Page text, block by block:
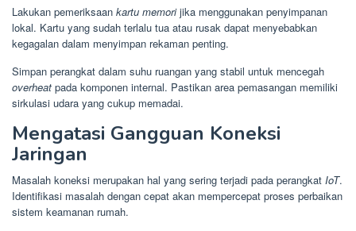
Lakukan pemeriksaan kartu memorijika menggunakan penyimpanan
lokal. Kartu yang sudah terlalu tua atau rusak dapat menyebabkan
kegagalan dalam menyimpan rekaman penting.
Simpan perangkat dalam suhu ruangan yang stabil untuk mencegah
overheat pada komponen internal. Pastikan area pemasangan memiliki
sirkulasi udara yang cukup memadai.
Mengatasi Gangguan Koneksi
Jaringan
Masalah koneksi merupakan hal yang sering terjadi pada perangkat IoT.
Identifikasi masalah dengan cepat akan mempercepat proses perbaikan
sistem keamanan rumah.